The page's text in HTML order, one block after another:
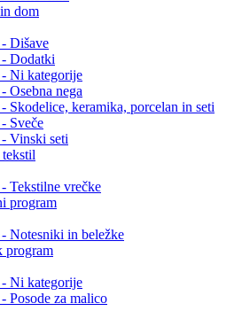
dom
Dišave
Dodatki
Ni kategorije
Osebna nega
Skodelice, keramika, porcelan in seti
Sveče
Vinski seti
Tekstilne vrečke
program
Notesniki in beležke
program
Ni kategorije
Posode za malico